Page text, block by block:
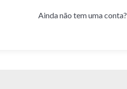
Ainda não tem uma conta?